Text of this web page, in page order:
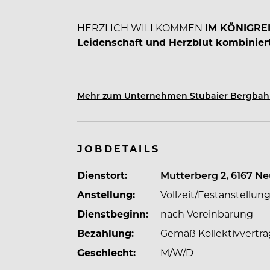
HERZLICH WILLKOMMEN IM
Leidenschaft und Herzblut
durch unseren gemeinsamen Einsatz
Unsere Gäste erwarten höchste
am Stubaier Gletscher sind wir die
durch Professionalität, ein freundliches
Getränke zu erfüllen. Geschulte
eine Küche, die annähernd 90% aller
Mehr zum Unternehmen Stubaier
JOBDETAILS
Dienstort:
Mutterberg 2, 6167
Anstellung:
Vollzeit/Festanstellung
Dienstbeginn:
nach Vereinbarung
Bezahlung:
Gemäß
Geschlecht:
M/W/D